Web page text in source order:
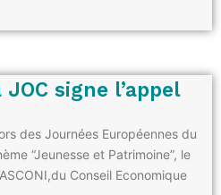
JOC signe l’appel
des Journées Européennes du
“Jeunesse et Patrimoine”, le
Conseil Economique